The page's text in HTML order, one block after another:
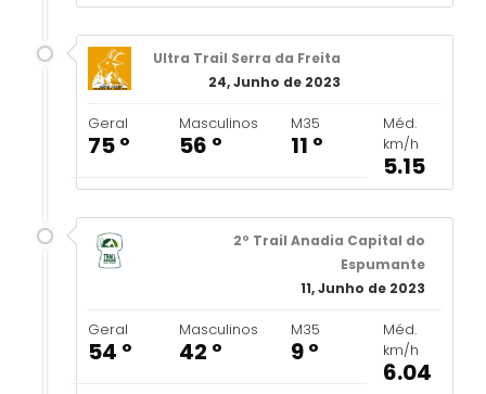
Ultra Trail Serra da Freita
24, Junho de 2023
Geral
75 º
Masculinos
56 º
M35
11 º
Méd.
km/h
5.15
2º Trail Anadia Capital do
Espumante
11, Junho de 2023
Geral
54 º
Masculinos
42 º
M35
9 º
Méd.
km/h
6.04